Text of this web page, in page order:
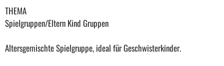
THEMA
Spielgruppen/Eltern Kind Gruppen
Altersgemischte Spielgruppe, ideal für Geschwisterkinder.